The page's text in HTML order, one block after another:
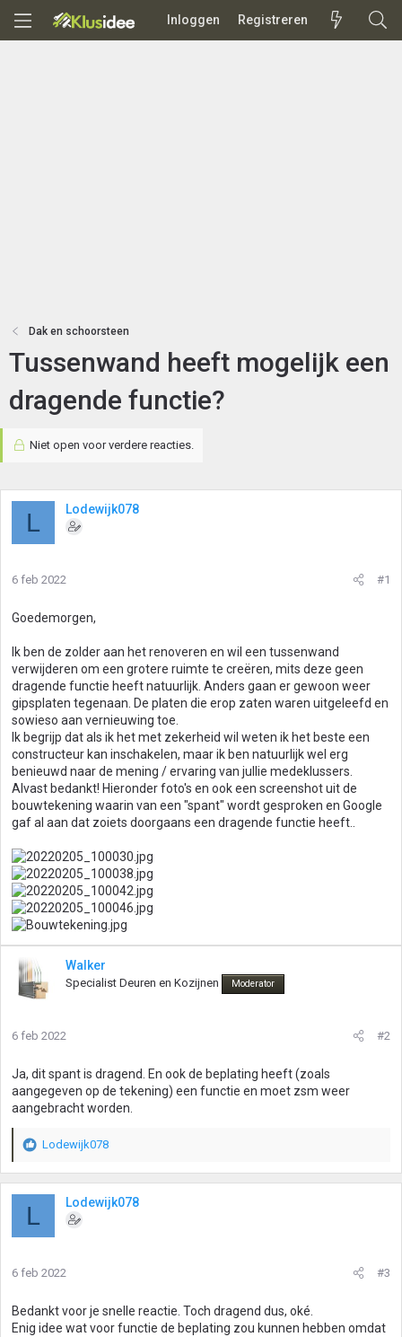
Inloggen Registreren
Dak en schoorsteen
Tussenwand heeft mogelijk een
dragende functie?
Niet open voor verdere reacties.
L Lodewijk078
6 feb 2022 #1
Goedemorgen,
Ik ben de zolder aan het renoveren en wil een tussenwand
verwijderen om een grotere ruimte te creëren, mits deze geen
dragende functie heeft natuurlijk. Anders gaan er gewoon weer
gipsplaten tegenaan. De platen die erop zaten waren uitgeleefd en
sowieso aan vernieuwing toe.
Ik begrijp dat als ik het met zekerheid wil weten ik het beste een
constructeur kan inschakelen, maar ik ben natuurlijk wel erg
benieuwd naar de mening / ervaring van jullie medeklussers.
Alvast bedankt! Hieronder foto's en ook een screenshot uit de
bouwtekening waarin van een "spant" wordt gesproken en Google
gaf al aan dat zoiets doorgaans een dragende functie heeft..
Walker
Specialist Deuren en Kozijnen Moderator
6 feb 2022 #2
Ja, dit spant is dragend. En ook de beplating heeft (zoals
aangegeven op de tekening) een functie en moet zsm weer
aangebracht worden.
W
a
n
e
n
Lodewijk078
L Lodewijk078
6 feb 2022 #3
Bedankt voor je snelle reactie. Toch dragend dus, oké.
Enig idee wat voor functie de beplating zou kunnen hebben omdat